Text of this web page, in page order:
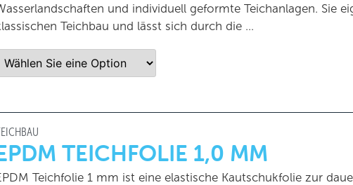
und individuell geformte Teichanlagen. Sie
Teichbau und lässt sich durch die …
TEICHFOLIE 1,0 MM
Teichfolie 1 mm ist eine elastische Kautschukfolie zur